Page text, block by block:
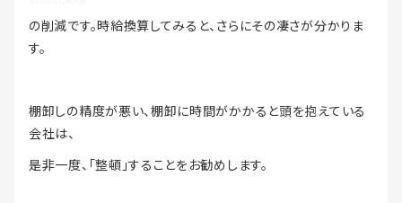
の削減です。時給換算してみると、さらにその凄さが分かりま
す。
棚卸しの精度が悪い、棚卸に時間がかかると頭を抱えている
会社は、
是非一度、「整頓」することをお勧めします。